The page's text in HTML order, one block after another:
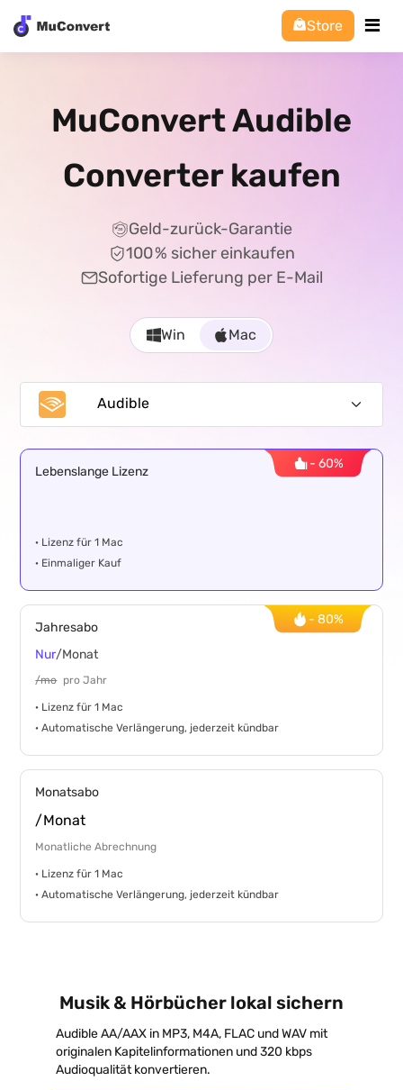
Store
MuConvert Audible
Converter kaufen
Geld-zurück-Garantie
100 % sicher einkaufen
Sofortige Lieferung per E-Mail
Win Mac
Audible
All-in-One
Amazon Music
Audible
Musik & Hörbücher lokal sichern
Audible AA/AAX in MP3, M4A, FLAC und WAV mit
originalen Kapitelinformationen und 320 kbps
Audioqualität konvertieren.
- 60%
Lebenslange Lizenz
· Lizenz für 1 Mac
· Einmaliger Kauf
- 80%
Jahresabo
Nur/Monat
/mo pro Jahr
· Lizenz für 1 Mac
· Automatische Verlängerung, jederzeit kündbar
Monatsabo
/Monat
Monatliche Abrechnung
· Lizenz für 1 Mac
· Automatische Verlängerung, jederzeit kündbar